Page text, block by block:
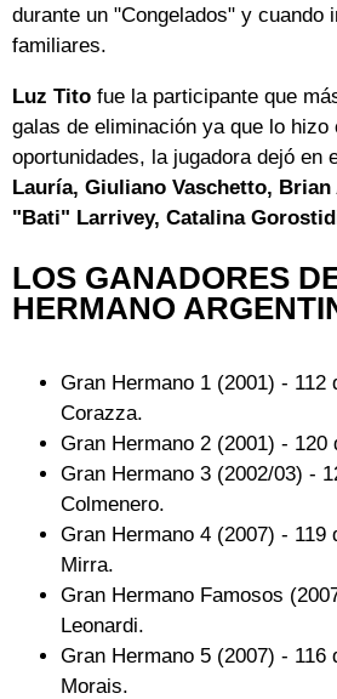
durante un "Congelados" y cuando
familiares.
Luz Tito fue la participante que
galas de eliminación ya que lo hizo
oportunidades, la jugadora dejó en
Lauría, Giuliano Vaschetto,
"Bati" Larrivey, Catalina
LOS GANADORES
HERMANO
Gran Hermano 1 (2001) - 112
Corazza.
Gran Hermano 2 (2001) -
Gran Hermano 3 (2002/03) -
Colmenero.
Gran Hermano 4 (2007) - 119
Mirra.
Gran Hermano Famosos
Leonardi.
Gran Hermano 5 (2007) - 116
Morais.